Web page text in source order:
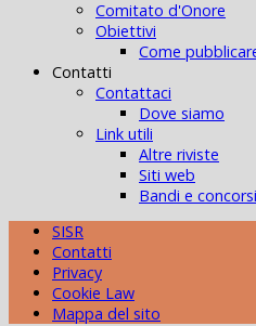
Comitato d'Onore
Obiettivi
Come
Contatti
Contattaci
Dove siamo
Link utili
Altre riviste
Siti web
Bandi e concorsi
SISR
Contatti
Privacy
Cookie Law
Mappa del sito